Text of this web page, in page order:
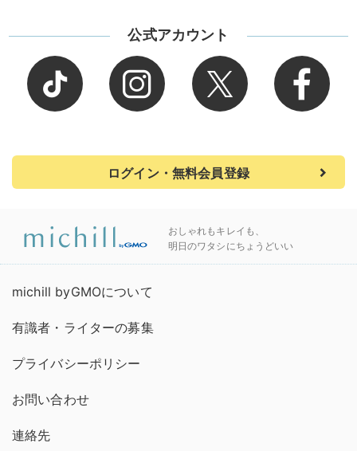
公式アカウント
ログイン・無料会員登録
おしゃれもキレイも、
明日のワタシにちょうどいい
michill byGMOについて
有識者・ライターの募集
プライバシーポリシー
お問い合わせ
連絡先